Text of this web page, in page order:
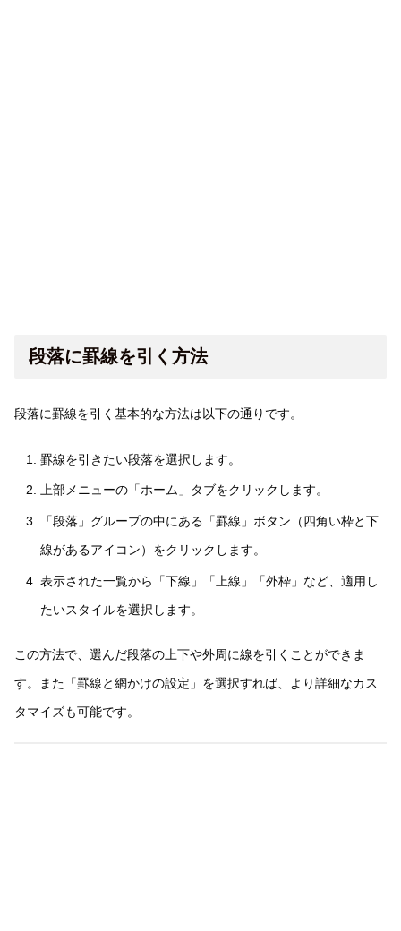
段落に罫線を引く方法
段落に罫線を引く基本的な方法は以下の通りです。
罫線を引きたい段落を選択します。
上部メニューの「ホーム」タブをクリックします。
「段落」グループの中にある「罫線」ボタン（四角い枠と下
線があるアイコン）をクリックします。
表示された一覧から「下線」「上線」「外枠」など、適用し
たいスタイルを選択します。
この方法で、選んだ段落の上下や外周に線を引くことができま
す。また「罫線と網かけの設定」を選択すれば、より詳細なカス
タマイズも可能です。